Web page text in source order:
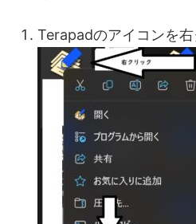
Terapadのアイコンを右